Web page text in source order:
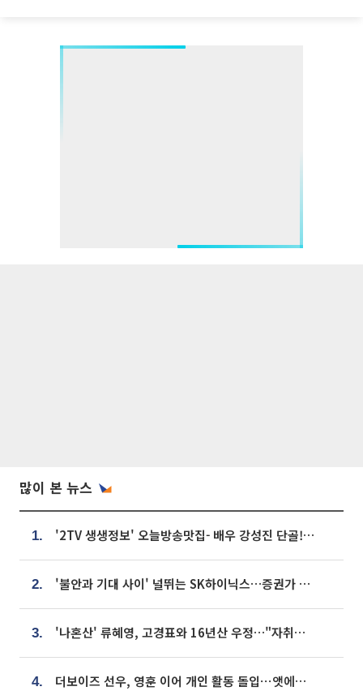
많이 본 뉴스
1. '2TV 생생정보' 오늘방송맛집- 배우 강성진 단골! 쌀국수ㆍ푸팟퐁 커리 맛집 '블○○○'
2. '불안과 기대 사이' 널뛰는 SK하이닉스…증권가 "HBM4·LTA 기반 펀터멘털 견고"
3. '나혼산' 류혜영, 고경표와 16년산 우정…"자취방서 부모님과 마주쳐"
4. 더보이즈 선우, 영훈 이어 개인 활동 돌입⋯앳에어리어와 전속계약